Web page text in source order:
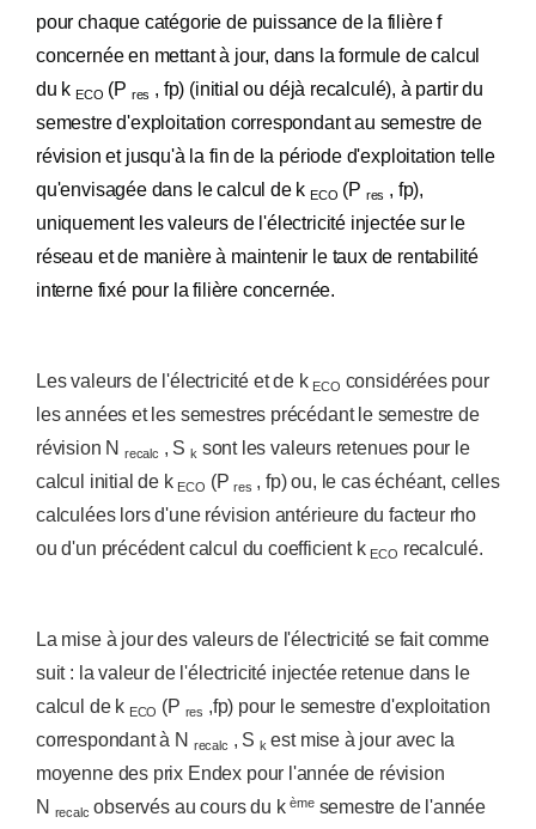
pour chaque catégorie de puissance de la filière f
concernée en mettant à jour, dans la formule de calcul
du k ECO (P res , fp) (initial ou déjà recalculé), à partir du
semestre d'exploitation correspondant au semestre de
révision et jusqu'à la fin de la période d'exploitation telle
qu'envisagée dans le calcul de k ECO (P res , fp),
uniquement les valeurs de l'électricité injectée sur le
réseau et de manière à maintenir le taux de rentabilité
interne fixé pour la filière concernée.
Les valeurs de l'électricité et de k ECO considérées pour
les années et les semestres précédant le semestre de
révision Nrecalc , Sk sont les valeurs retenues pour le
calcul initial de k ECO (Pres , fp) ou, le cas échéant, celles
calculées lors d'une révision antérieure du facteur rho
ou d'un précédent calcul du coefficient k ECO recalculé.
La mise à jour des valeurs de l'électricité se fait comme
suit : la valeur de l'électricité injectée retenue dans le
calcul de k ECO (P res ,fp) pour le semestre d'exploitation
correspondant à N recalc , S k est mise à jour avec la
moyenne des prix Endex pour l'année de révision
N recalc observés au cours du kèmesemestre de l'année